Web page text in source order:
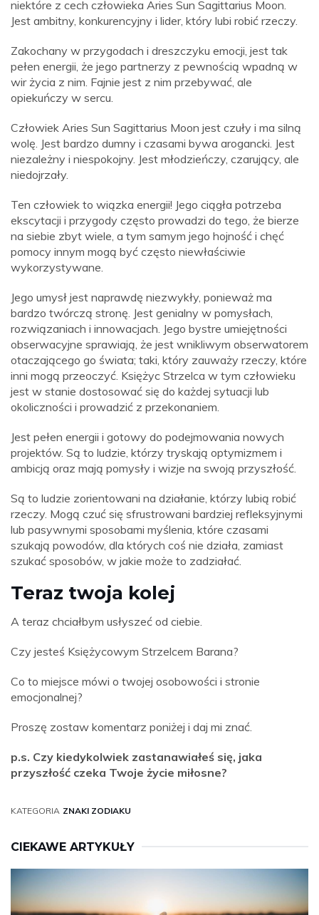
niektóre z cech człowieka Aries Sun Sagittarius Moon.
Jest ambitny, konkurencyjny i lider, który lubi robić rzeczy.
Zakochany w przygodach i dreszczyku emocji, jest tak
pełen energii, że jego partnerzy z pewnością wpadną w
wir życia z nim. Fajnie jest z nim przebywać, ale
opiekuńczy w sercu.
Człowiek Aries Sun Sagittarius Moon jest czuły i ma silną
wolę. Jest bardzo dumny i czasami bywa arogancki. Jest
niezależny i niespokojny. Jest młodzieńczy, czarujący, ale
niedojrzały.
Ten człowiek to wiązka energii! Jego ciągła potrzeba
ekscytacji i przygody często prowadzi do tego, że bierze
na siebie zbyt wiele, a tym samym jego hojność i chęć
pomocy innym mogą być często niewłaściwie
wykorzystywane.
Jego umysł jest naprawdę niezwykły, ponieważ ma
bardzo twórczą stronę. Jest genialny w pomysłach,
rozwiązaniach i innowacjach. Jego bystre umiejętności
obserwacyjne sprawiają, że jest wnikliwym obserwatorem
otaczającego go świata; taki, który zauważy rzeczy, które
inni mogą przeoczyć. Księżyc Strzelca w tym człowieku
jest w stanie dostosować się do każdej sytuacji lub
okoliczności i prowadzić z przekonaniem.
Jest pełen energii i gotowy do podejmowania nowych
projektów. Są to ludzie, którzy tryskają optymizmem i
ambicją oraz mają pomysły i wizje na swoją przyszłość.
Są to ludzie zorientowani na działanie, którzy lubią robić
rzeczy. Mogą czuć się sfrustrowani bardziej refleksyjnymi
lub pasywnymi sposobami myślenia, które czasami
szukają powodów, dla których coś nie działa, zamiast
szukać sposobów, w jakie może to zadziałać.
Teraz twoja kolej
A teraz chciałbym usłyszeć od ciebie.
Czy jesteś Księżycowym Strzelcem Barana?
Co to miejsce mówi o twojej osobowości i stronie
emocjonalnej?
Proszę zostaw komentarz poniżej i daj mi znać.
p.s. Czy kiedykolwiek zastanawiałeś się, jaka
przyszłość czeka Twoje życie miłosne?
KATEGORIA ZNAKI ZODIAKU
CIEKAWE ARTYKUŁY